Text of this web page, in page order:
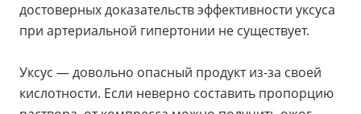
достоверных доказательств эффективности уксуса
при артериальной гипертонии не существует.
Уксус — довольно опасный продукт из-за своей
кислотности. Если неверно составить пропорцию